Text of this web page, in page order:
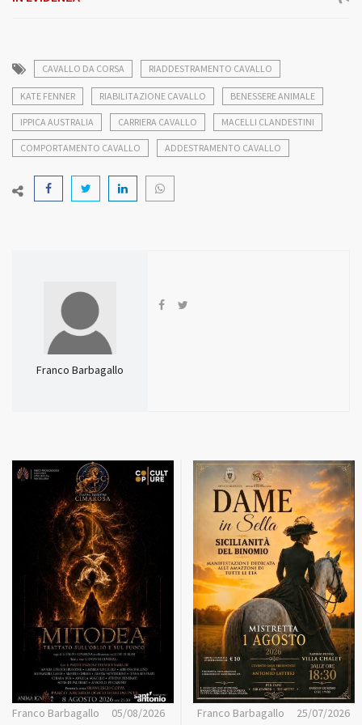
CAVALLO DA CORSA RIADDESTRAMENTO CAVALLO
KATE FENNER RIABILITAZIONE CAVALLO BENESSERE ANIMALE
IPPICA AUSTRALIA CARRIERA CAVALLO MACELLI CLANDESTINI
COMPORTAMENTO CAVALLO ADDESTRAMENTO CAVALLO
Franco Barbagallo
Franco Barbagallo 05/08/2026 Franco Barbagallo 25/07/2026